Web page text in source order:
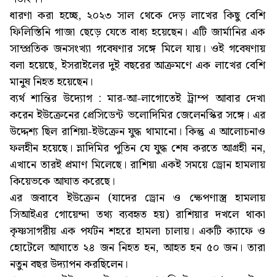
ধারণা করা হচ্ছে, ২০২৩ সাল থেকে দেড় লাখের কিছু বেশি
ফিলিস্তিনি গাজা ছেড়ে যেতে বাধ্য হয়েছেন। এটি জার্মানির এক
সাম্প্রতিক জনসংখ্যা গবেষণার সঙ্গে মিলে যায়। ওই গবেষণায়
বলা হয়েছে, ইসরাইলের দুই বছরের আক্রমণে এক লাখের বেশি
মানুষ নিহত হয়েছেন।
ব্যর্থ শান্তির উদ্যোগ : মার-আ-লাগোতেই ট্রাম্প আবার দেখা
করেন ইউক্রেনের প্রেসিডেন্ট ভলোদিমির জেলেনস্কির সঙ্গে। এর
উদ্দেশ্য ছিল রাশিয়া-ইউক্রেন যুদ্ধ থামানো। কিন্তু এ আলোচনাও
ফলহীন হয়েছে। ভ্লাদিমির পুতিন যে যুদ্ধ শেষ করতে আগ্রহী নন,
এখানে তারই প্রমাণ মিলেছে। রাশিয়া একই সময়ে ড্রোন হামলায়
কিয়েভকে আঘাত করেছে।
এর জবাবে ইউক্রেন (যাদের ড্রোন ও ক্ষেপণাস্ত্র হামলায়
সিআইএর গোয়েন্দা তথ্য ব্যবহৃত হয়) রাশিয়ার দখলে থাকা
কৃষ্ণসাগরীয় এক পর্যটন শহরে হামলা চালায়। একটি ক্যাফে ও
হোটেলে আঘাতে ২৪ জন নিহত হন, আহত হন ৫০ জন। তারা
নতুন বছর উদ্যাপন করছিলেন।